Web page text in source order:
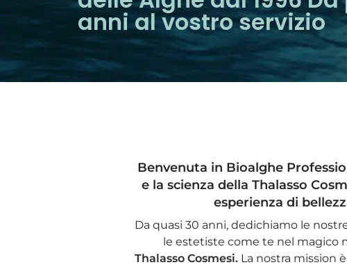
anni al vostro servizio
Benvenuta in Bioalghe
e la scienza della Thalasso
esperienza di
Da quasi 30 anni, dedichiamo le
le estetiste come te nel magico
Thalasso Cosmesi. La nostra mission